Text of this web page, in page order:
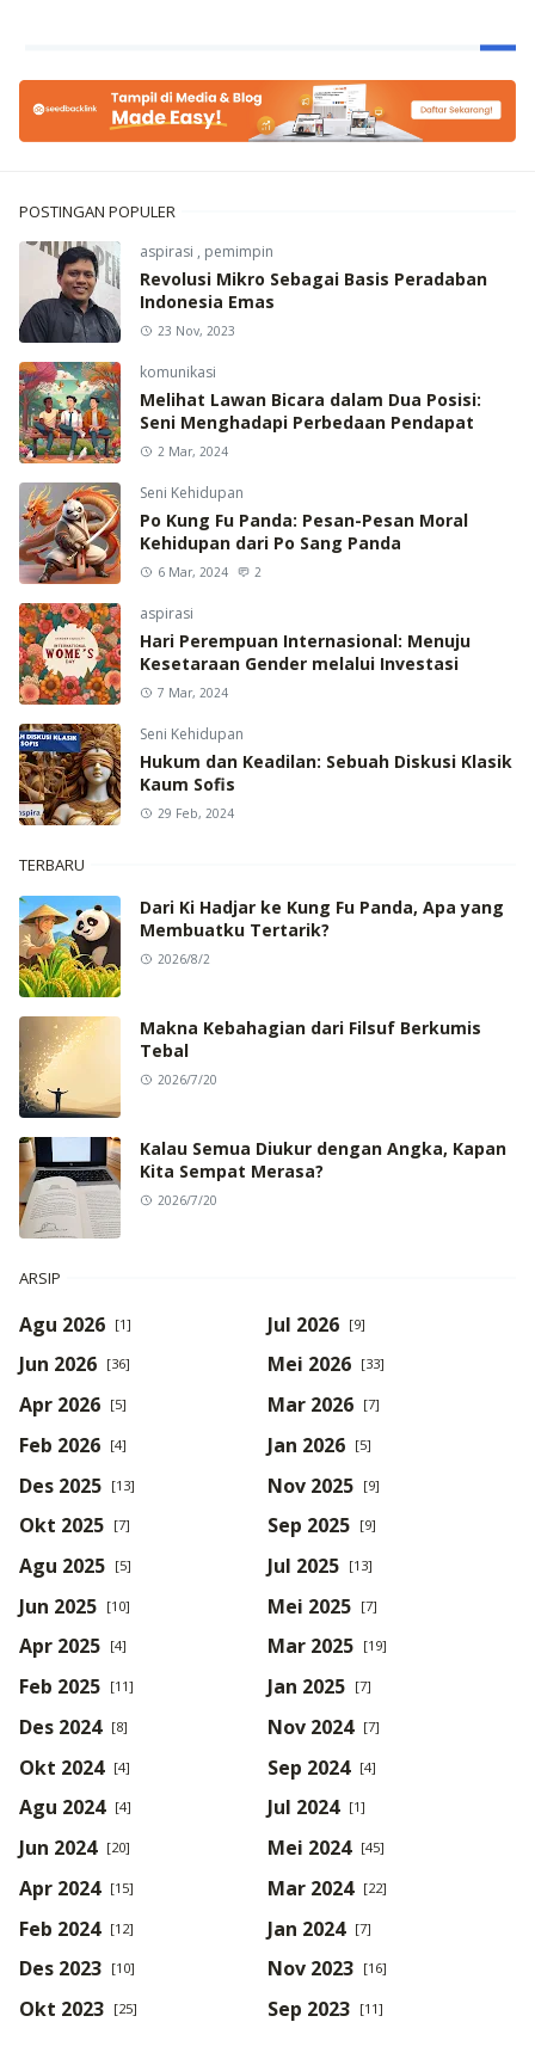
POSTINGAN POPULER
aspirasi , pemimpin
Revolusi Mikro Sebagai Basis Peradaban
Indonesia Emas
23 Nov, 2023
komunikasi
Melihat Lawan Bicara dalam Dua Posisi:
Seni Menghadapi Perbedaan Pendapat
2 Mar, 2024
Seni Kehidupan
Po Kung Fu Panda: Pesan-Pesan Moral
Kehidupan dari Po Sang Panda
6 Mar, 2024 2
aspirasi
Hari Perempuan Internasional: Menuju
Kesetaraan Gender melalui Investasi
7 Mar, 2024
Seni Kehidupan
Hukum dan Keadilan: Sebuah Diskusi Klasik
Kaum Sofis
29 Feb, 2024
TERBARU
Dari Ki Hadjar ke Kung Fu Panda, Apa yang
Membuatku Tertarik?
2026/8/2
Makna Kebahagian dari Filsuf Berkumis
Tebal
2026/7/20
Kalau Semua Diukur dengan Angka, Kapan
Kita Sempat Merasa?
2026/7/20
ARSIP
Agu 2026 [1] Jul 2026 [9]
Jun 2026 [36] Mei 2026 [33]
Apr 2026 [5] Mar 2026 [7]
Feb 2026 [4] Jan 2026 [5]
Des 2025 [13] Nov 2025 [9]
Okt 2025 [7] Sep 2025 [9]
Agu 2025 [5] Jul 2025 [13]
Jun 2025 [10] Mei 2025 [7]
Apr 2025 [4] Mar 2025 [19]
Feb 2025 [11] Jan 2025 [7]
Des 2024 [8] Nov 2024 [7]
Okt 2024 [4] Sep 2024 [4]
Agu 2024 [4] Jul 2024 [1]
Jun 2024 [20] Mei 2024 [45]
Apr 2024 [15] Mar 2024 [22]
Feb 2024 [12] Jan 2024 [7]
Des 2023 [10] Nov 2023 [16]
Okt 2023 [25] Sep 2023 [11]